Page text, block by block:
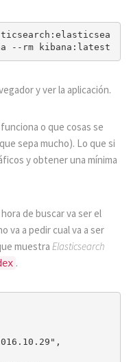
y ver la aplicación.
o que cosas se
sepa mucho). Lo que si
y obtener una mínima
hora de buscar va ser el
va a pedir cual va a ser
muestra Elasticsearch
.